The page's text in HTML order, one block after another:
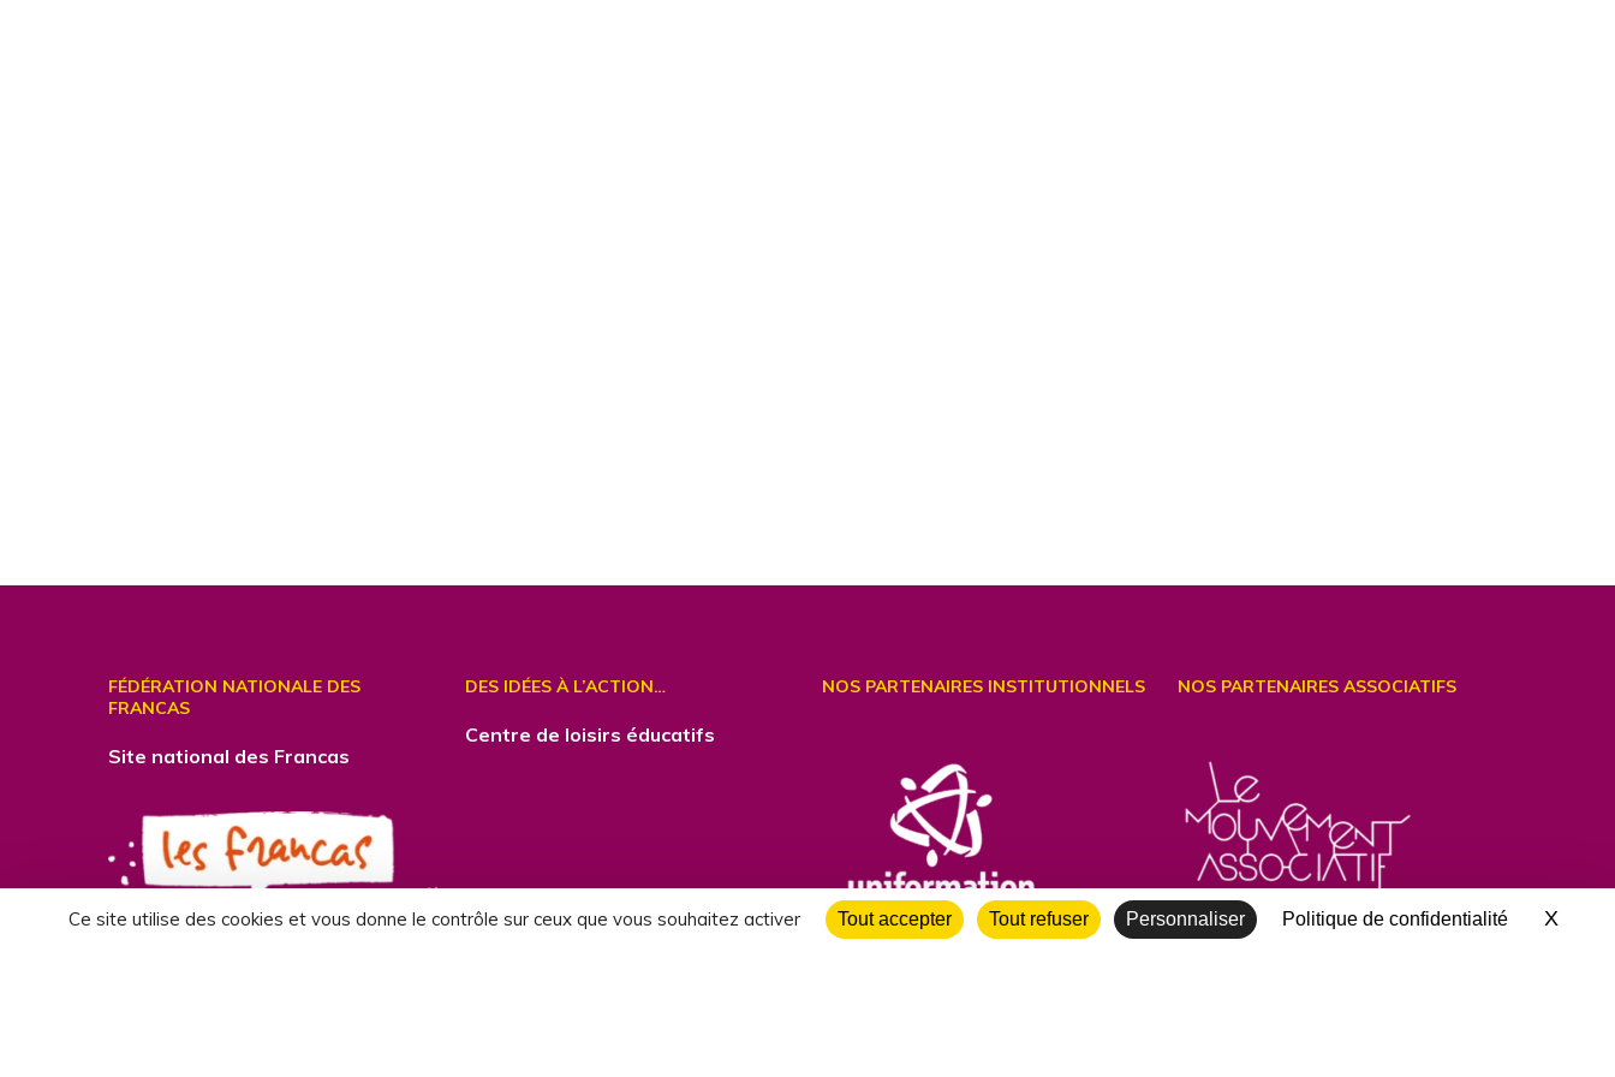
Ce site utilise des cookies et vous donne le contrôle sur ceux que vous souhaitez activer Tout accepter Tout refuser Personnaliser Politique de confidentialité X
FÉDÉRATION NATIONALE DES
FRANCAS
Site national des Francas
DES IDÉES À L’ACTION…
Centre de loisirs éducatifs
NOS PARTENAIRES INSTITUTIONNELS NOS PARTENAIRES ASSOCIATIFS